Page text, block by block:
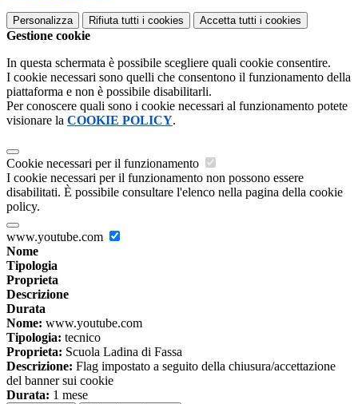
Personalizza Rifiuta tutti i cookies Accetta tutti i cookies
Gestione cookie
In questa schermata è possibile scegliere quali cookie consentire.
I cookie necessari sono quelli che consentono il funzionamento della
piattaforma e non è possibile disabilitarli.
Per conoscere quali sono i cookie necessari al funzionamento potete
visionare la COOKIE POLICY.
Cookie necessari per il funzionamento
I cookie necessari per il funzionamento non possono essere
disabilitati. È possibile consultare l'elenco nella pagina della cookie
policy.
www.youtube.com
Nome
Tipologia
Proprieta
Descrizione
Durata
Nome: www.youtube.com
Tipologia: tecnico
Proprieta: Scuola Ladina di Fassa
Descrizione: Flag impostato a seguito della chiusura/accettazione
del banner sui cookie
Durata: 1 mese